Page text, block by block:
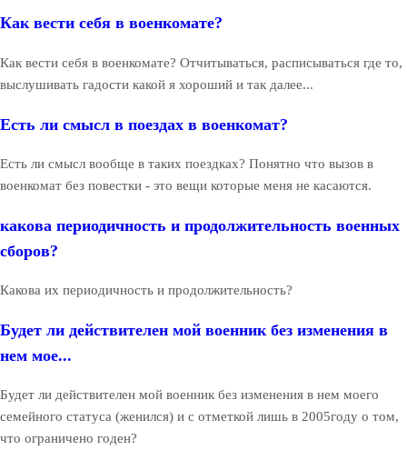
Как вести себя в военкомате?
Как вести себя в военкомате? Отчитываться, расписываться где то,
выслушивать гадости какой я хороший и так далее...
Есть ли смысл в поездах в военкомат?
Есть ли смысл вообще в таких поездках? Понятно что вызов в
военкомат без повестки - это вещи которые меня не касаются.
какова периодичность и продолжительность военных
сборов?
Какова их периодичность и продолжительность?
Будет ли действителен мой военник без изменения в
нем мое...
Будет ли действителен мой военник без изменения в нем моего
семейного статуса (женился) и с отметкой лишь в 2005году о том,
что ограничено годен?